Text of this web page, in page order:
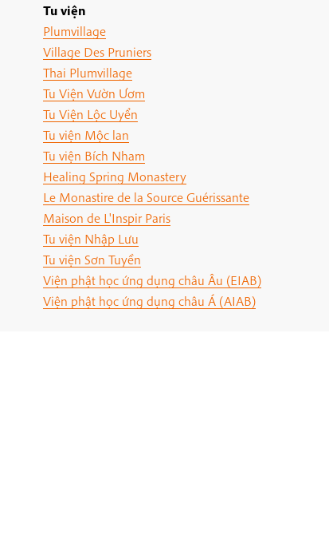
Tu viện
Plumvillage
Village Des Pruniers
Thai Plumvillage
Tu Viện Vườn Ươm
Tu Viện Lộc Uyển
Tu viện Mộc lan
Tu viện Bích Nham
Healing Spring Monastery
Le Monastire de la Source Guérissante
Maison de L'Inspir Paris
Tu viện Nhập Lưu
Tu viện Sơn Tuyền
Viện phật học ứng dụng châu Âu (EIAB)
Viện phật học ứng dụng châu Á (AIAB)